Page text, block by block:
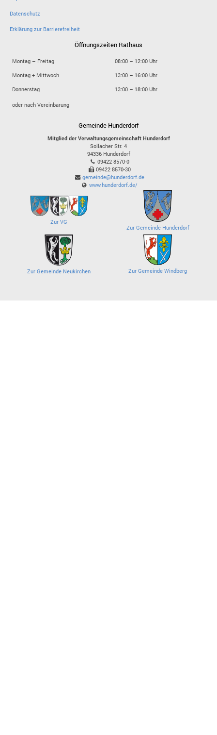
Datenschutz
Erklärung zur Barrierefreiheit
Öffnungszeiten Rathaus
Montag – Freitag
08:00 – 12:00 Uhr
Montag + Mittwoch
13:00 – 16:00 Uhr
Donnerstag
13:00 – 18:00 Uhr
oder nach Vereinbarung
Gemeinde Hunderdorf
Mitglied der Verwaltungsgemeinschaft Hunderdorf
Sollacher Str. 4
94336 Hunderdorf
09422 8570-0
09422 8570-30
gemeinde@hunderdorf.de
www.hunderdorf.de/
Zur VG
Zur Gemeinde Hunderdorf
Zur Gemeinde Neukirchen Zur Gemeinde Windberg